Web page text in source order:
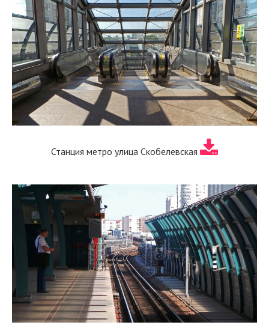
Станция метро улица Скобелевская